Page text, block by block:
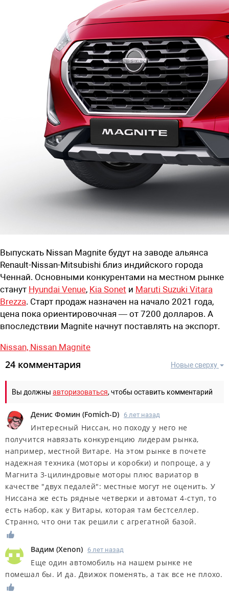
Выпускать Nissan Magnite будут на заводе альянса
Renault-Nissan-Mitsubishi близ индийского города
Ченнай. Основными конкурентами на местном рынке
станут Hyundai Venue, Kia Sonet и Maruti Suzuki Vitara
Brezza. Старт продаж назначен на начало 2021 года,
цена пока ориентировочная — от 7200 долларов. А
впоследствии Magnite начнут поставлять на экспорт.
Nissan, Nissan Magnite
Новые сверху
24 комментария
Вы должны авторизоваться, чтобы оставить комментарий
Денис Фомин (Fomich-D) 6 лет назад
Интересный Ниссан, но походу у него не
получится навязать конкуренцию лидерам рынка,
например, местной Витаре. На этом рынке в почете
надежная техника (моторы и коробки) и попроще, а у
Магнита 3-цилиндровые моторы плюс вариатор в
качестве "двух педалей": местные могут не оценить. У
Ниссана же есть рядные четверки и автомат 4-ступ, то
есть набор, как у Витары, которая там бестселлер.
Странно, что они так решили с агрегатной базой.
Вадим (Xenon) 6 лет назад
Еще один автомобиль на нашем рынке не
помешал бы. И да. Движок поменять, а так все не плохо.